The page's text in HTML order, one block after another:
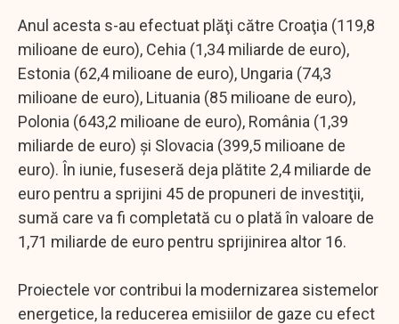
Anul acesta s-au efectuat plăţi către Croaţia (119,8
milioane de euro), Cehia (1,34 miliarde de euro),
Estonia (62,4 milioane de euro), Ungaria (74,3
milioane de euro), Lituania (85 milioane de euro),
Polonia (643,2 milioane de euro), România (1,39
miliarde de euro) şi Slovacia (399,5 milioane de
euro). În iunie, fuseseră deja plătite 2,4 miliarde de
euro pentru a sprijini 45 de propuneri de investiţii,
sumă care va fi completată cu o plată în valoare de
1,71 miliarde de euro pentru sprijinirea altor 16.
Proiectele vor contribui la modernizarea sistemelor
energetice, la reducerea emisiilor de gaze cu efect